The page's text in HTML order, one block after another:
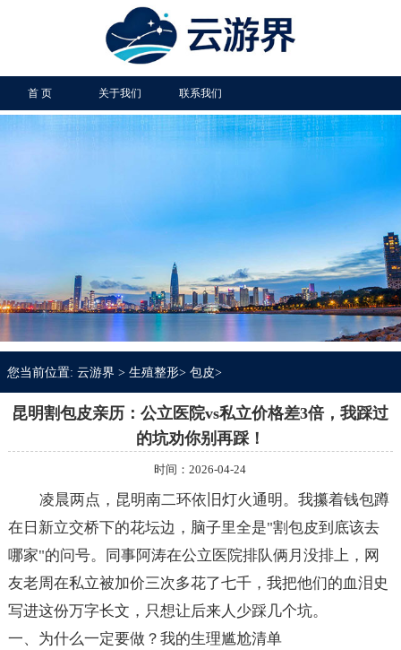
首 页 关于我们 联系我们
您当前位置: 云游界 > 生殖整形> 包皮>
昆明割包皮亲历：公立医院vs私立价格差3倍，我踩过
的坑劝你别再踩！
时间：2026-04-24
凌晨两点，昆明南二环依旧灯火通明。我攥着钱包蹲
在日新立交桥下的花坛边，脑子里全是"割包皮到底该去
哪家"的问号。同事阿涛在公立医院排队俩月没排上，网
友老周在私立被加价三次多花了七千，我把他们的血泪史
写进这份万字长文，只想让后来人少踩几个坑。
一、为什么一定要做？我的生理尴尬清单